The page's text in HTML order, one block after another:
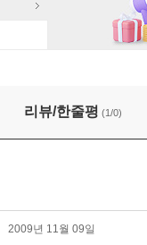
은 다르다
리뷰/한줄평 (1/0)
2009년 11월 09일